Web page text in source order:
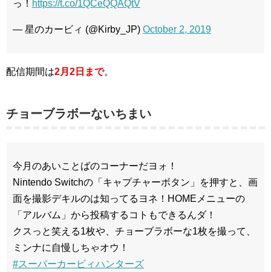
っ！ https://t.co/1QCeQQAQtV
— 星のカービィ (@Kirby_JP) October 2, 2019
配信期間は2月2日まで。
チョーブラボーないちまい
今月のあいことばのコーナーだヨォ！
Nintendo Switchの「キャプチャーボタン」を押すと、画
面を撮影デキルのは知ってるヨネ！HOMEメニューの
「アルバム」から投稿するコトもできるんダ！
クスっと笑える1枚や、チョーブラボーな1枚を撮って、
ミンナに自慢しちゃオウ！
#スーパーカービィハンターズ